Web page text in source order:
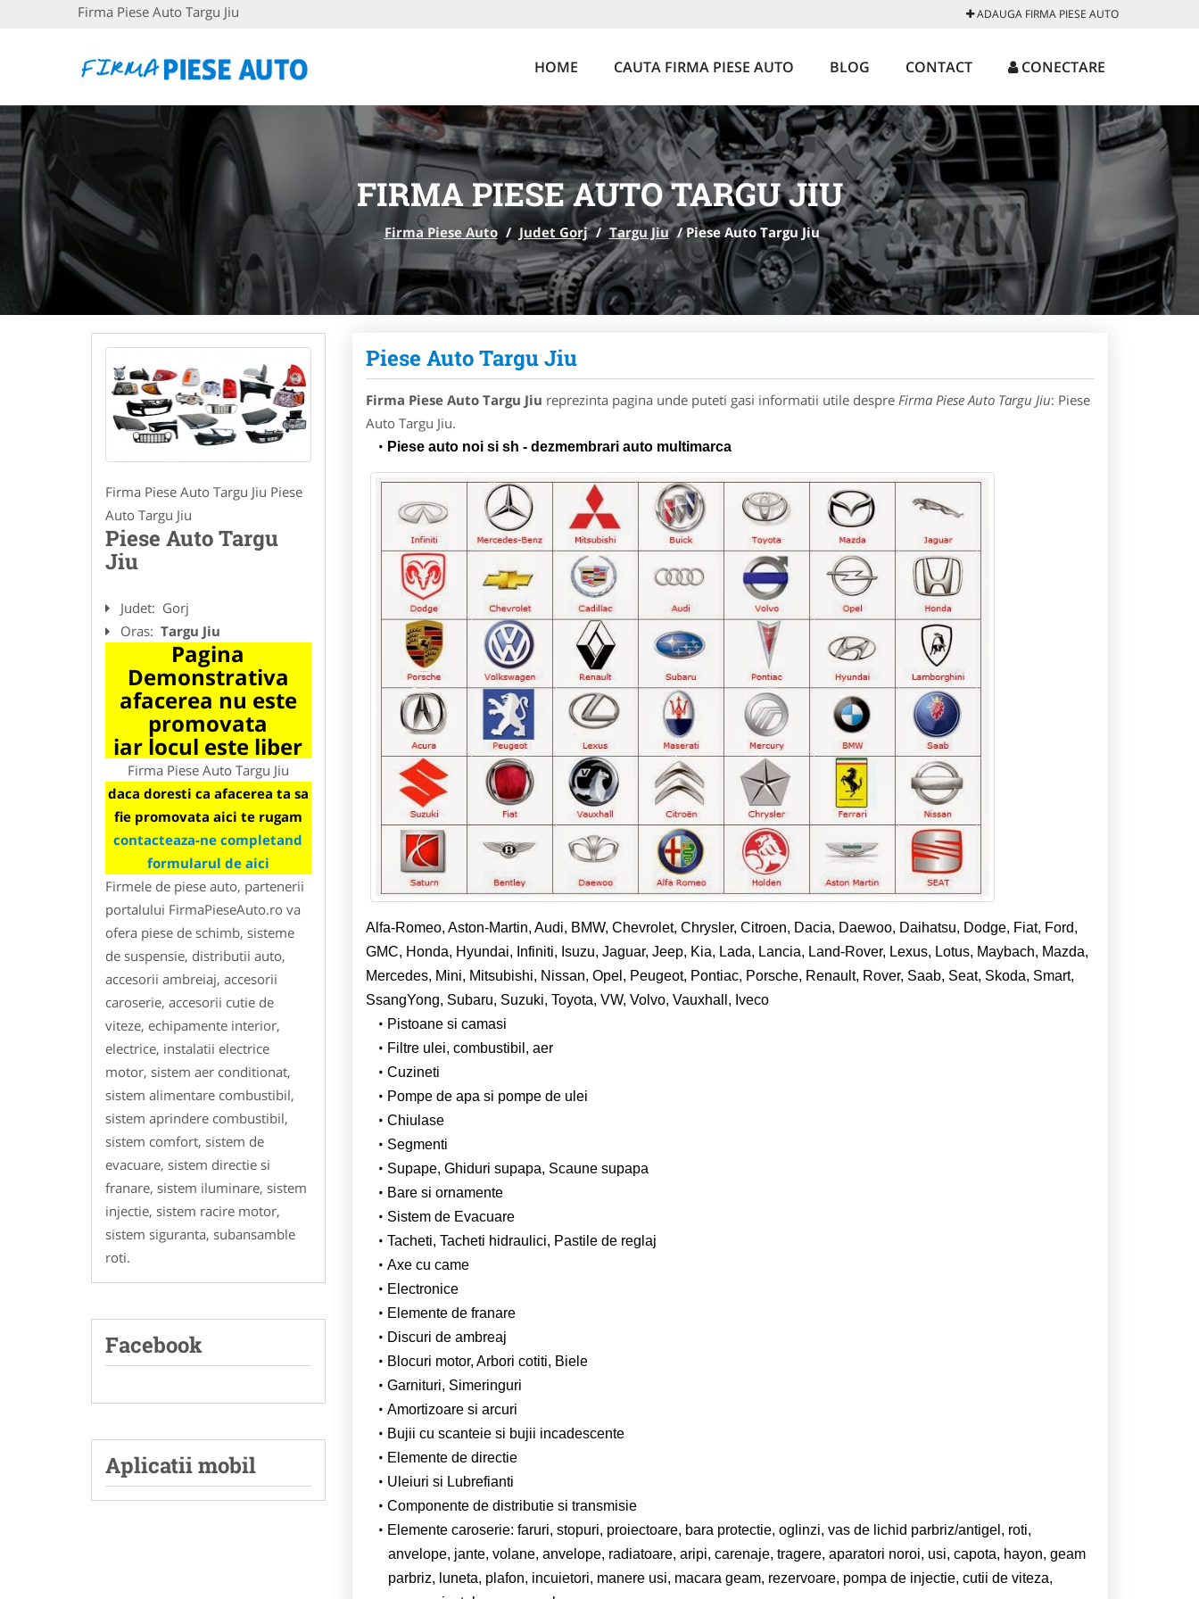
Firma Piese Auto Targu Jiu ADAUGA FIRMA PIESE AUTO
HOME CAUTA FIRMA PIESE AUTO BLOG CONTACT CONECTARE
FIRMA PIESE AUTO TARGU JIU
Firma Piese Auto / Judet Gorj / Targu Jiu /Piese Auto Targu Jiu
Firma Piese Auto Targu Jiu Piese
Auto Targu Jiu
Piese Auto Targu
Jiu
Judet: Gorj
Oras: Targu Jiu
Pagina
Demonstrativa
afacerea nu este
promovata
iar locul este liber
Firma Piese Auto Targu Jiu
daca doresti ca afacerea ta sa
fie promovata aici te rugam
contacteaza-ne completand
formularul de aici
Firmele de piese auto, partenerii
portalului FirmaPieseAuto.ro va
ofera piese de schimb, sisteme
de suspensie, distributii auto,
accesorii ambreiaj, accesorii
caroserie, accesorii cutie de
viteze, echipamente interior,
electrice, instalatii electrice
motor, sistem aer conditionat,
sistem alimentare combustibil,
sistem aprindere combustibil,
sistem comfort, sistem de
evacuare, sistem directie si
franare, sistem iluminare, sistem
injectie, sistem racire motor,
sistem siguranta, subansamble
roti.
Facebook
Aplicatii mobil
Piese Auto Targu Jiu
Firma Piese Auto Targu Jiu reprezinta pagina unde puteti gasi informatii utile despre Firma Piese Auto Targu Jiu: Piese
Auto Targu Jiu.
Piese auto noi si sh - dezmembrari auto multimarca
Alfa-Romeo, Aston-Martin, Audi, BMW, Chevrolet, Chrysler, Citroen, Dacia, Daewoo, Daihatsu, Dodge, Fiat, Ford,
GMC, Honda, Hyundai, Infiniti, Isuzu, Jaguar, Jeep, Kia, Lada, Lancia, Land-Rover, Lexus, Lotus, Maybach, Mazda,
Mercedes, Mini, Mitsubishi, Nissan, Opel, Peugeot, Pontiac, Porsche, Renault, Rover, Saab, Seat, Skoda, Smart,
SsangYong, Subaru, Suzuki, Toyota, VW, Volvo, Vauxhall, Iveco
Pistoane si camasi
Filtre ulei, combustibil, aer
Cuzineti
Pompe de apa si pompe de ulei
Chiulase
Segmenti
Supape, Ghiduri supapa, Scaune supapa
Bare si ornamente
Sistem de Evacuare
Tacheti, Tacheti hidraulici, Pastile de reglaj
Axe cu came
Electronice
Elemente de franare
Discuri de ambreaj
Blocuri motor, Arbori cotiti, Biele
Garnituri, Simeringuri
Amortizoare si arcuri
Bujii cu scanteie si bujii incadescente
Elemente de directie
Uleiuri si Lubrefianti
Componente de distributie si transmisie
Elemente caroserie: faruri, stopuri, proiectoare, bara protectie, oglinzi, vas de lichid parbriz/antigel, roti,
anvelope, jante, volane, anvelope, radiatoare, aripi, carenaje, tragere, aparatori noroi, usi, capota, hayon, geam
parbriz, luneta, plafon, incuietori, manere usi, macara geam, rezervoare, pompa de injectie, cutii de viteza,